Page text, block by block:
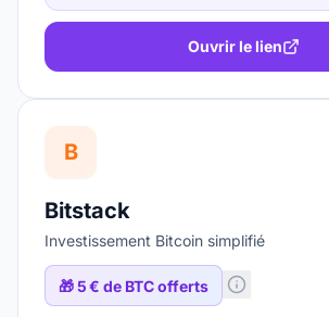
Ouvrir le lien
B
Bitstack
Investissement Bitcoin simplifié
🎁5 € de BTC offerts